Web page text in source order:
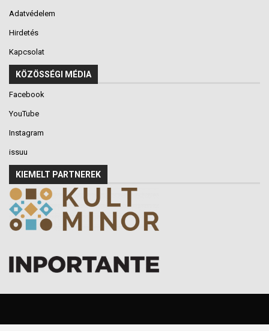
Adatvédelem
Hirdetés
Kapcsolat
KÖZÖSSÉGI MÉDIA
Facebook
YouTube
Instagram
issuu
KIEMELT PARTNEREK